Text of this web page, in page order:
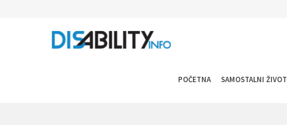
POČETNA SAMOSTALNI ŽIVOT